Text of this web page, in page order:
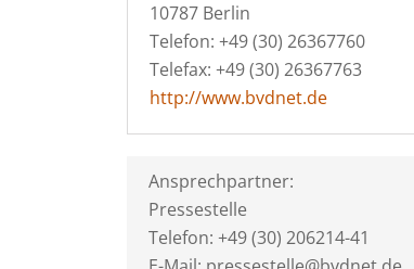
10787 Berlin
Telefon: +49 (30) 26367760
Telefax: +49 (30) 26367763
http://www.bvdnet.de
Ansprechpartner:
Pressestelle
Telefon: +49 (30) 206214-41